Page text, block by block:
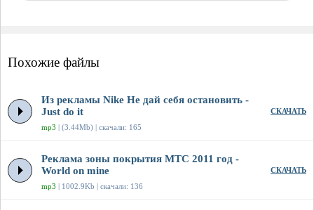
Похожие файлы
Из рекламы Nike Не дай себя остановить -
Just do it
mp3 | (3.44Mb) | скачали: 165
СКАЧАТЬ
Реклама зоны покрытия МТС 2011 год -
World on mine
mp3 | 1002.9Kb | скачали: 136
СКАЧАТЬ